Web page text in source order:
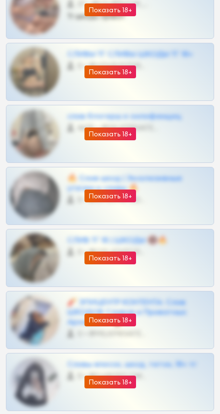
Показать 18+
27 •
Тг шкоды приват
Показать 18+
СЛИВЫ ТГ СЛИВЫ ШКОДЫ ТГ 18+
0 •
Показать 18+
слив блогерш и онлифанщиц
4675 •
Показать 18+
🔥 Слив шкод | Эксклюзивные
утечки и сливы 🔥
0 •
Показать 18+
СЛИВ ТГ 18 | ШКОДЫ 🔞🔥
0 •
Показать 18+
🧨 ЭПИЦЕНТР КОНТЕНТА: Слив
ШКОДОВ Сливов и Приватных
Архивов ТГ 🔞💎
Показать 18+
Сливы вписок, шкод, теток, 18+ тг
0 •